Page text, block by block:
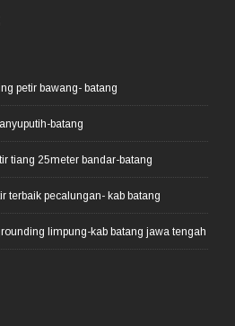
petir bawang- batang
batang
tiang 25meter bandar-batang
terbaik pecalungan- kab batang
limpung-kab batang jawa tengah